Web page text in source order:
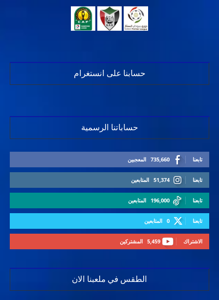
حسابنا على انستغرام
حساباتنا الرسمية
735,660 المعجبين تابعنا
51,374 المتابعين تابعنا
196,000 المتابعين تابعنا
0 المتابعين تابعنا
5,459 المشتركين الاشتراك
الطقس في ملعبنا الان